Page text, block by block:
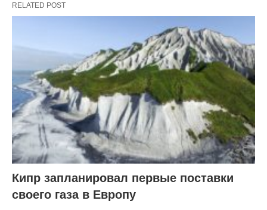
RELATED POST
Кипр запланировал первые поставки
своего газа в Европу